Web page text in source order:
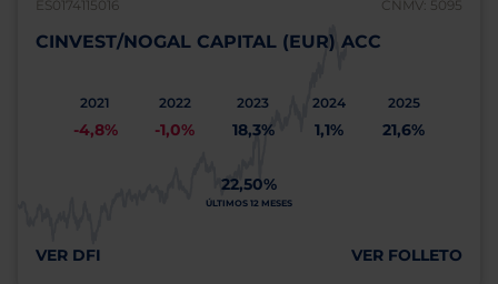
ES0174115016 CNMV: 5095
CINVEST/NOGAL CAPITAL (EUR) ACC
2021
-4,8%
2022
-1,0%
2023
18,3%
2024
1,1%
2025
21,6%
22,50%
ÚLTIMOS 12 MESES
VER DFI VER FOLLETO